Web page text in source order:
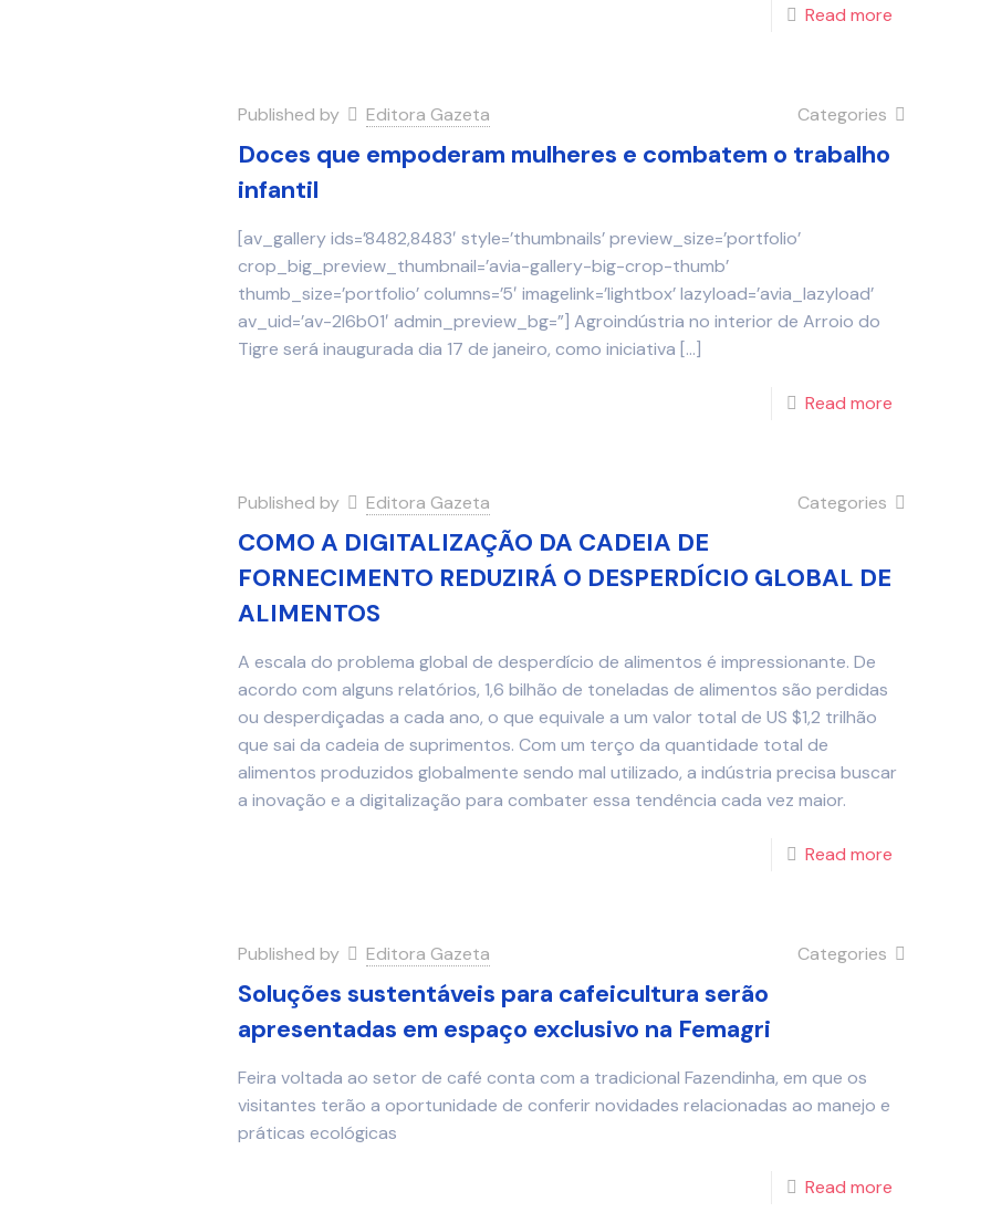
Read more
Published by Editora Gazeta Categories
Doces que empoderam mulheres e combatem o trabalho
infantil
[av_gallery ids=’8482,8483′ style=’thumbnails’ preview_size=’portfolio’
crop_big_preview_thumbnail=’avia-gallery-big-crop-thumb’
thumb_size=’portfolio’ columns=’5′ imagelink=’lightbox’ lazyload=’avia_lazyload’
av_uid=’av-2l6b01′ admin_preview_bg=”] Agroindústria no interior de Arroio do
Tigre será inaugurada dia 17 de janeiro, como iniciativa […]
Read more
Published by Editora Gazeta Categories
COMO A DIGITALIZAÇÃO DA CADEIA DE
FORNECIMENTO REDUZIRÁ O DESPERDÍCIO GLOBAL DE
ALIMENTOS
A escala do problema global de desperdício de alimentos é impressionante. De
acordo com alguns relatórios, 1,6 bilhão de toneladas de alimentos são perdidas
ou desperdiçadas a cada ano, o que equivale a um valor total de US $1,2 trilhão
que sai da cadeia de suprimentos. Com um terço da quantidade total de
alimentos produzidos globalmente sendo mal utilizado, a indústria precisa buscar
a inovação e a digitalização para combater essa tendência cada vez maior.
Read more
Published by Editora Gazeta Categories
Soluções sustentáveis para cafeicultura serão
apresentadas em espaço exclusivo na Femagri
Feira voltada ao setor de café conta com a tradicional Fazendinha, em que os
visitantes terão a oportunidade de conferir novidades relacionadas ao manejo e
práticas ecológicas
Read more